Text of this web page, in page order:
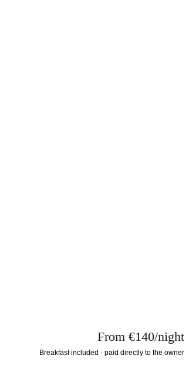
From €140/night
Breakfast included · paid directly to the owner